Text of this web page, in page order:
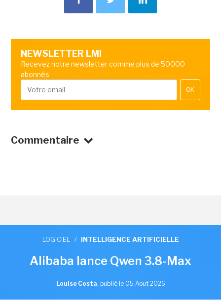
NEWSLETTER LMI
Recevez notre newsletter comme plus de 50000
abonnés
OK
Commentaire
LOGICIEL / INTELLIGENCE ARTIFICIELLE
Alibaba lance Qwen 3.8-Max
Louise Costa, publié le 05 Aout 2026